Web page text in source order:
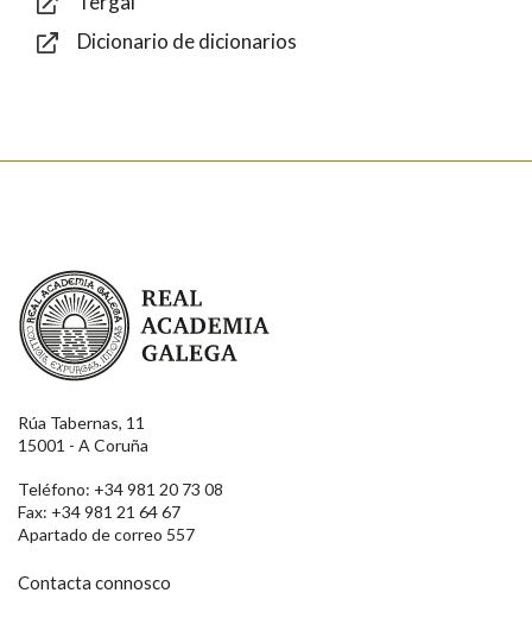
Dicionario de dicionarios
Real Academia Galega
Rúa Tabernas, 11
15001 - A Coruña
Teléfono: +34 981 20 73 08
Fax: +34 981 21 64 67
Apartado de correo 557
Contacta connosco